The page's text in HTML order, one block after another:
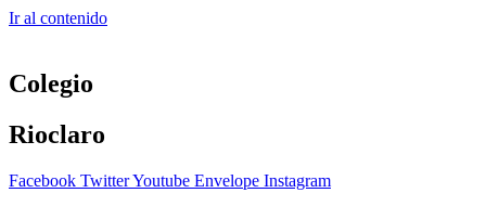
Ir al contenido
Colegio
Rioclaro
Facebook TwitterYoutube Envelope Instagram